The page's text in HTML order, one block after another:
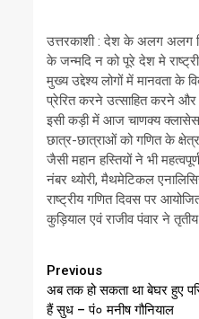
उत्तरकाशी : देश के अलग अलग
के जन्मदि न को पूरे देश मे
मुख्य उद्देश्य लोगों में मानवता के
प्रेरित करने उत्साहित करने
इसी कड़ी में आज चाणक्य क्लासेस
छात्र-छात्राओं को गणित के
जैसी महान हस्तियों ने भी
नंबर थ्योरी, मैथमेटिकल
राष्ट्रीय गणित दिवस पर
कुड़ियाल एवं राजीव पंवार ने
Continue
Reading
Previous
अब तक हो सकता था बेघर हुए
हैं सुध – पं० मनीष गौनियाल